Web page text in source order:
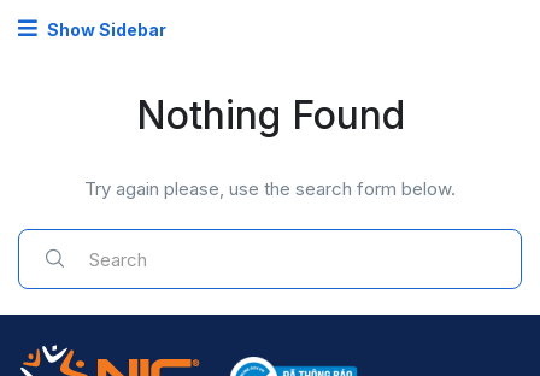
Show Sidebar
Nothing Found
Try again please, use the search form below.